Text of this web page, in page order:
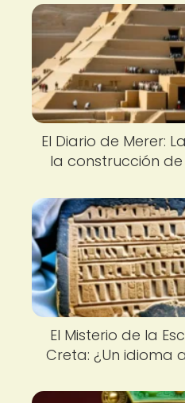
El Diario de Merer:
la construcción
El Misterio de la
Creta: ¿Un idioma